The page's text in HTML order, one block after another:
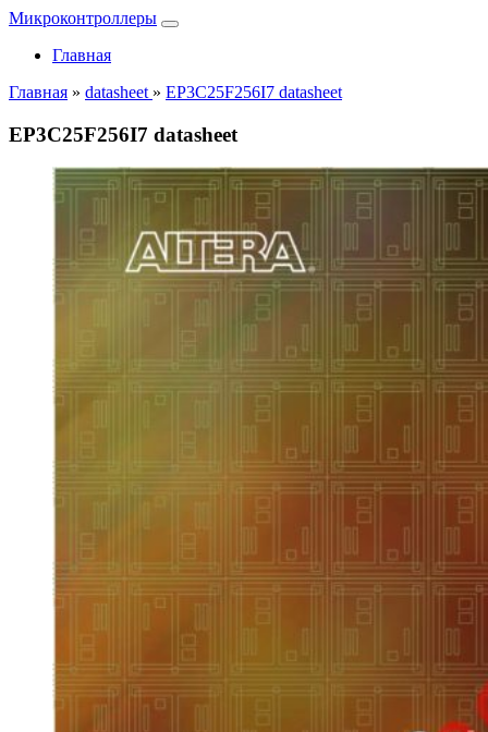
Микроконтроллеры
Главная
Главная » datasheet » EP3C25F256I7 datasheet
EP3C25F256I7 datasheet